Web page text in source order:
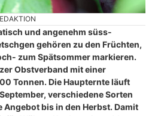
und angenehm süss-
gehören zu den Früchten,
zum Spätsommer markieren.
Obstverband mit einer
Tonnen. Die Haupternte läuft
verschiedene Sorten
bis in den Herbst. Damit